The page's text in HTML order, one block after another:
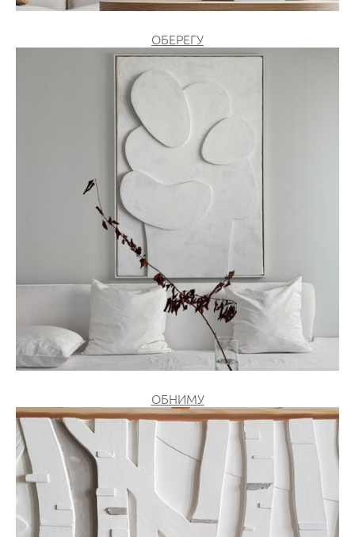
ОБЕРЕГУ
ОБНИМУ